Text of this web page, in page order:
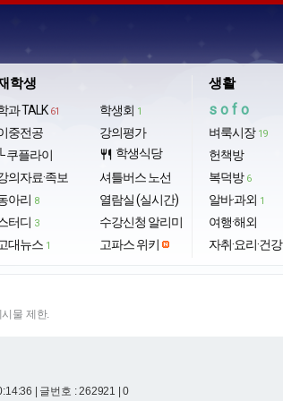
학생
과 TALK 61
중전공
쿠플라이
의자료·족보
아리 8
터디 3
대뉴스 1
학생회 1
강의평가
restaurant 학생식당
셔틀버스 노선
열람실 (실시간)
수강신청 알리미
고파스 위키
생활
sofo
벼룩시장 19
헌책방
복덕방 6
알바·과외 1
여행·해외
자취·요리·건강
물 제한.
| 글번호 : 262921 | 0